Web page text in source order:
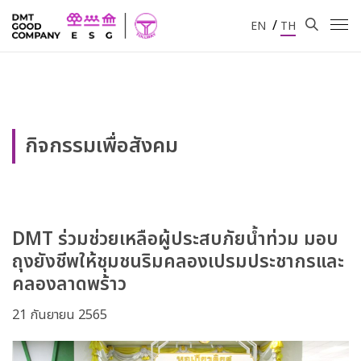
EN / TH
กิจกรรมเพื่อสังคม
DMT ร่วมช่วยเหลือผู้ประสบภัยน้ำท่วม มอบ
ถุงยังชีพให้ชุมชนริมคลองเปรมประชากรและ
คลองลาดพร้าว
21 กันยายน 2565